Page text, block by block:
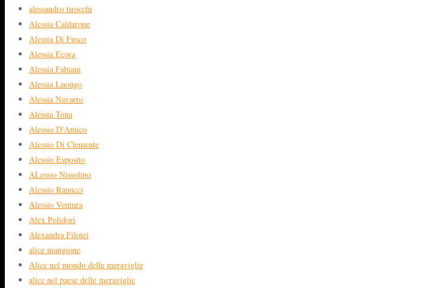
alessandro tirocchi
Alessia Caldarone
Alessia Di Fusco
Alessia Ecora
Alessia Fabiani
Alessia Luongo
Alessia Navarro
Alessia Tona
Alessio D'Amico
Alessio Di Clemente
Alessio Esposito
ALessio Nissolino
Alessio Ranucci
Alessio Ventura
Alex Polidori
Alexandra Filotei
alice mangione
Alice nel mondo delle meraviglie
alice nel paese delle meraviglie